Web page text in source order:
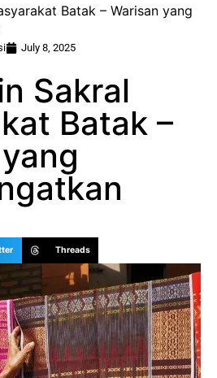
Batak – Warisan yang
July 8, 2025
Sakral
Batak –
Threads